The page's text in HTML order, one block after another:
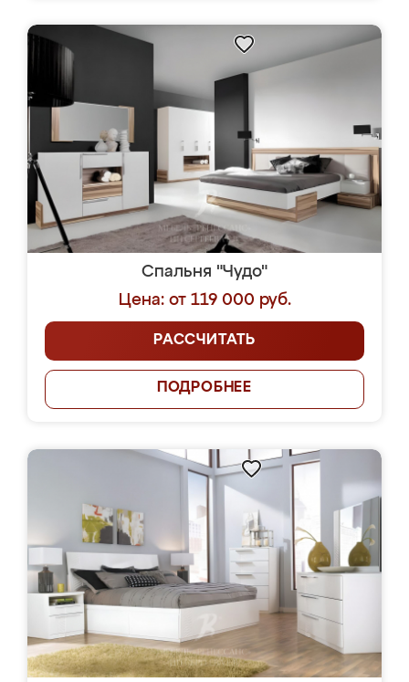
Спальня "Чудо"
Цена: от 119 000 руб.
РАССЧИТАТЬ
ПОДРОБНЕЕ